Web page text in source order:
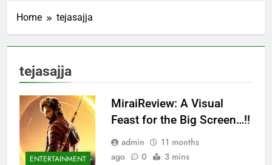
Home tejasajja
tejasajja
ENTERTAINMENT
MiraiReview: A Visual
Feast for the Big Screen…!!
admin
11 months
ago
0 3 mins